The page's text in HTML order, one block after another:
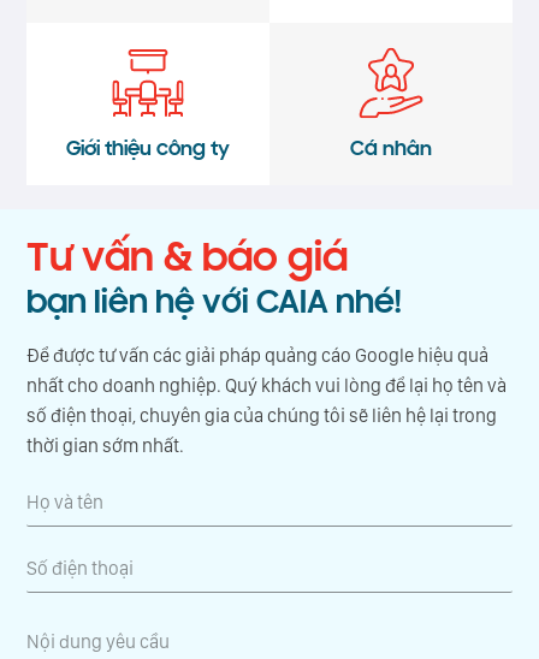
Giới thiệu công ty Cá nhân
Tư vấn & báo giá
bạn liên hệ với CAIA nhé!
Để được tư vấn các giải pháp quảng cáo Google hiệu quả
nhất cho doanh nghiệp. Quý khách vui lòng để lại họ tên và
số điện thoại, chuyên gia của chúng tôi sẽ liên hệ lại trong
thời gian sớm nhất.